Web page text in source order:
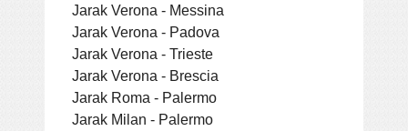
Jarak Verona - Messina
Jarak Verona - Padova
Jarak Verona - Trieste
Jarak Verona - Brescia
Jarak Roma - Palermo
Jarak Milan - Palermo